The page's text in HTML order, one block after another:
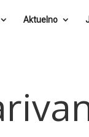
Aktuelno